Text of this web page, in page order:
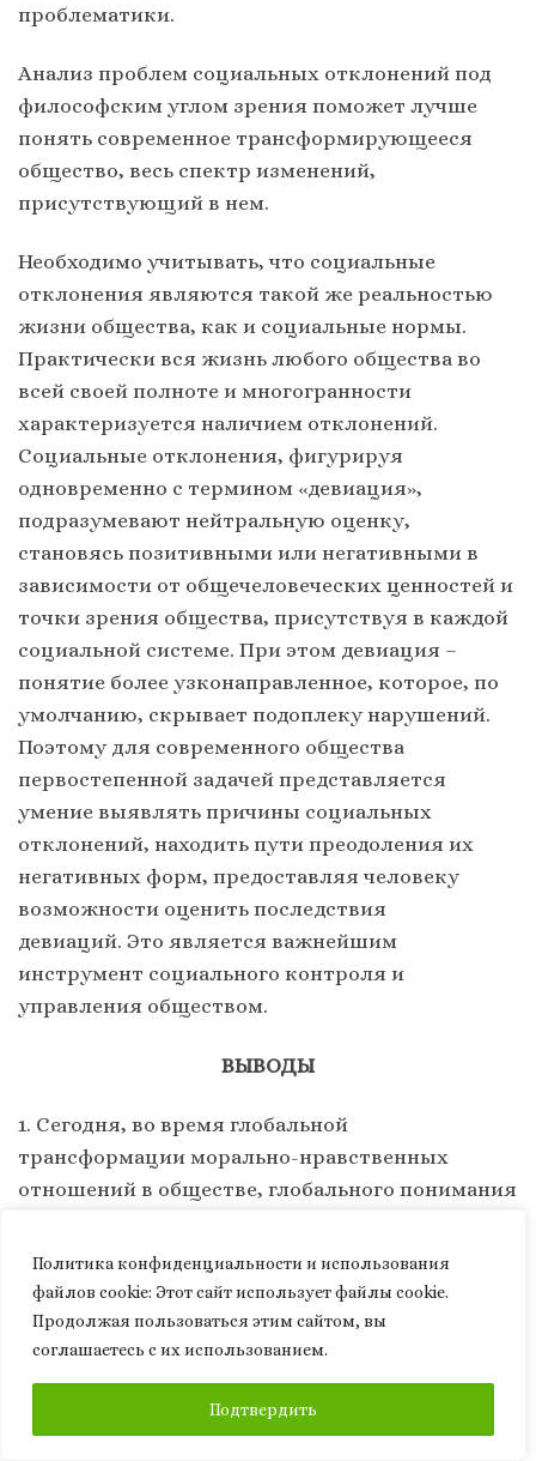
Политика конфиденциальности и использования
файлов сookie: Этот сайт использует файлы cookie.
Продолжая пользоваться этим сайтом, вы
соглашаетесь с их использованием.
Подтвердить
проблематики.
Анализ проблем социальных отклонений под
философским углом зрения поможет лучше
понять современное трансформирующееся
общество, весь спектр изменений,
присутствующий в нем.
Необходимо учитывать, что социальные
отклонения являются такой же реальностью
жизни общества, как и социальные нормы.
Практически вся жизнь любого общества во
всей своей полноте и многогранности
характеризуется наличием отклонений.
Социальные отклонения, фигурируя
одновременно с термином «девиация»,
подразумевают нейтральную оценку,
становясь позитивными или негативными в
зависимости от общечеловеческих ценностей и
точки зрения общества, присутствуя в каждой
социальной системе. При этом девиация –
понятие более узконаправленное, которое, по
умолчанию, скрывает подоплеку нарушений.
Поэтому для современного общества
первостепенной задачей представляется
умение выявлять причины социальных
отклонений, находить пути преодоления их
негативных форм, предоставляя человеку
возможности оценить последствия
девиаций. Это является важнейшим
инструмент социального контроля и
управления обществом.
ВЫВОДЫ
1. Сегодня, во время глобальной
трансформации морально-нравственных
отношений в обществе, глобального понимания
человека, изучение социальных отклонений
имеет первостепенную важность для анализа
отношений в ценностно-нормативной системе
общества.
2. При анализе девиантных проявлений
представляется целесообразным использовать